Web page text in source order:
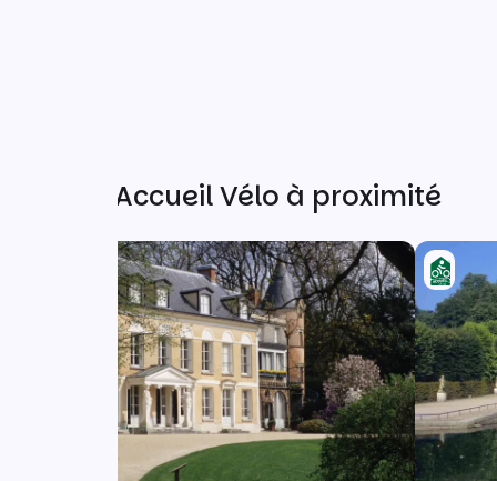
Autres Accueil Vélo à proximité